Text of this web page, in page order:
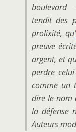
boulevard
tendit des
prolixité, qu’
preuve
argent, et
perdre
comme un
dire le nom
la défense
Auteurs